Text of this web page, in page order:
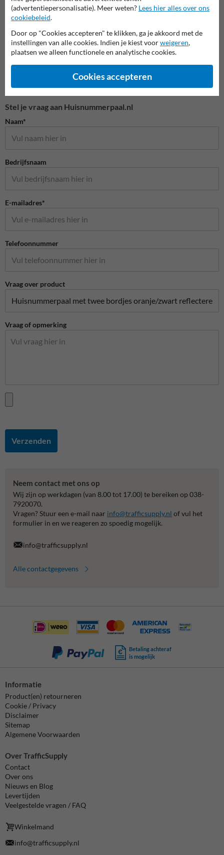
Huisnummerpalen en bordjes
Stel je vraag aan Huisnummerpaal.nl
Naam*
Bedrijfsnaam
E-mailadres*
Telefoonnummer
Vraag over product
Vraag of opmerking
Verzenden
Neem contact met ons op
Wij zijn op werkdagen (van 8.00 tot 17.00) te bereiken op 038-
7920070.
Vragen? Stuur een e-mail naar info@trafficsupply.nl of vul het
formulier in en we reageren zo spoedig mogelijk.
info@trafficsupply.nl
Alle contactgegevens
Betaling achteraf
is mogelijk
Informatie
Product(en) retourneren
Cookie / Privacy
Disclaimer
Sitemap
Algemene Voorwaarden
Over TrafficSupply
Contact
Over ons
Nieuws en Blog
Levertijden
Veelgestelde vragen / FAQ
Winkelmand
info@trafficsupply.nl
(advertentiepersonalisatie). Meer weten? Lees hier alles over ons
cookiebeleid.
Door op "Cookies accepteren" te klikken, ga je akkoord met de
instellingen van alle cookies. Indien je kiest voorweigeren,
plaatsen we alleen functionele en analytische cookies.
Cookies accepteren